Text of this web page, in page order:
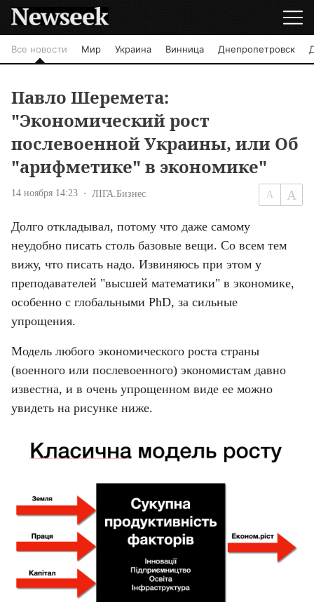
Все новости Мир Украина Винница Днепропетровск
Павло Шеремета:
"Экономический рост
послевоенной Украины, или Об
"арифметике" в экономике"
14 ноября 14:23 ЛІГА.Бизнес
Долго откладывал, потому что даже самому
неудобно писать столь базовые вещи. Со всем тем
вижу, что писать надо. Извиняюсь при этом у
преподавателей "высшей математики" в экономике,
особенно с глобальными PhD, за сильные
упрощения.
Модель любого экономического роста страны
(военного или послевоенного) экономистам давно
известна, и в очень упрощенном виде ее можно
увидеть на рисунке ниже.